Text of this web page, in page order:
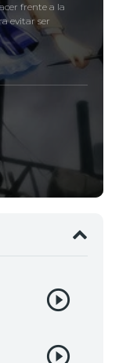
frente a la
evitar ser